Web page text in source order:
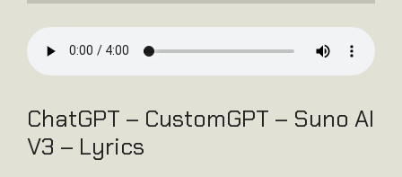
ChatGPT – CustomGPT – Suno AI
V3 – Lyrics